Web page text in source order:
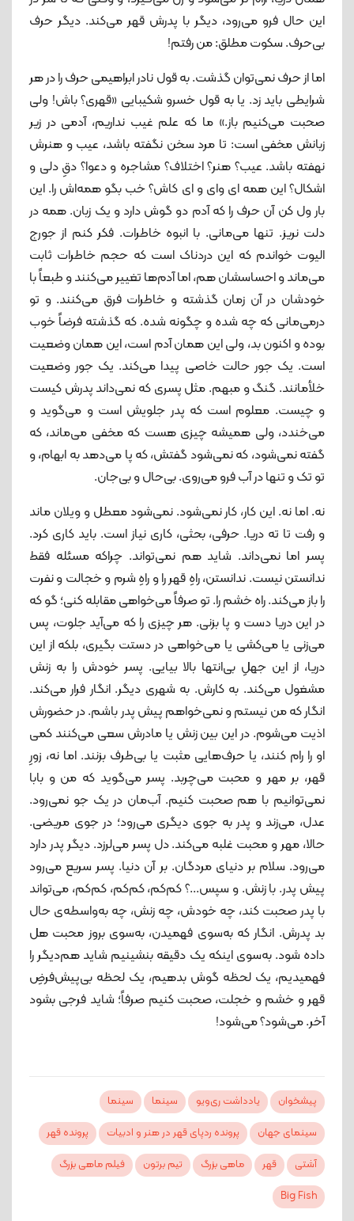
این حال فرو می‌رود، دیگر با پدرش قهر می‌کند. دیگر حرف
بی‌حرف. سکوت مطلق: من رفتم!
اما از حرف نمی‌توان گذشت. به قول نادر ابراهیمی حرف را در هر
شرایطی باید زد. یا به قول خسرو شکیبایی «قهری؟ باش! ولی
صحبت می‌کنیم باز.» ما که علم غیب نداریم، آدمی در زیر
زبانش مخفی ا‌ست: تا مرد سخن نگفته باشد، عیب و هنرش
نهفته باشد. عیب؟ هنر؟ اختلاف؟ مشاجره و دعوا؟ دقِ دلی و
اشکال؟ این ‌همه ای ‌وای و ای ‌کاش؟ خب بگو همه‌اش را. این
‌بار ول کن آن حرف را که آدم دو گوش دارد و یک زبان. همه در
دلت نریز. تنها می‌مانی. با انبوه خاطرات. فکر کنم از جورج
الیوت خواندم که این دردناک است که حجم خاطرات ثابت
می‌ماند و احساسشان هم، اما آدم‌ها تغییر می‌کنند و طبعاً با
خودشان در آن زمان گذشته و خاطرات فرق می‌کنند. و تو
درمی‌مانی که چه شده و چگونه شده. که گذشته فرضاً خوب
بوده و اکنون بد، ولی این همان آدم است، این همان وضعیت
است. یک‌ جور حالت خاصی پیدا می‌کند. یک ‌جور وضعیت
خلأمانند. گنگ و مبهم. مثل پسری که نمی‌داند پدرش کیست
و چیست. معلوم است که پدر جلویش است و می‌گوید و
می‌خندد، ولی همیشه چیزی هست که مخفی می‌ماند، که
گفته نمی‌شود، که نمی‌شود گفتش، که پا می‌دهد به ابهام، و
تو تک و تنها در آب فرو می‌روی. بی‌حال و بی‌جان.
نه. اما نه. این کار، کار نمی‌شود. نمی‌شود معطل و ویلان ماند
و رفت تا ته دریا. حرفی، بحثی، کاری نیاز است. باید کاری کرد.
پسر اما نمی‌داند. شاید هم نمی‌تواند. چراکه مسئله فقط
ندانستن نیست. ندانستن، راهِ قهر را و راهِ شرم و خجالت و نفرت
را باز می‌کند. راه خشم را. تو صرفاً می‌خواهی مقابله کنی؛ گو که
در این دریا دست‌ و پا بزنی. هر چیزی را که می‌آید جلوت، پس
می‌زنی یا می‌کشی یا می‌خواهی در دستت بگیری، بلکه از این
دریا، از این جهلِ بی‌انتها بالا بیایی. پسر خودش را به زنش
مشغول می‌کند. به کارش. به شهری دیگر. انگار فرار می‌کند.
انگار که من نیستم و نمی‌خواهم پیش پدر باشم. در حضورش
اذیت می‌شوم. در این بین زنش یا مادرش سعی می‌کنند کمی
او را رام کنند، یا حرف‌هایی مثبت یا بی‌طرف بزنند. اما نه، زورِ
قهر، بر مهر و محبت می‌چربد. پسر می‌گوید که من و بابا
نمی‌توانیم با هم صحبت کنیم. آب‌مان در یک جو نمی‌رود.
عدل، می‌زند و پدر به جوی دیگری می‌رود؛ در جوی مریضی.
حالا، مهر و محبت غلبه می‌کند. دل پسر می‌لرزد. دیگر پدر دارد
می‌رود. سلام بر دنیای مردگان. بر آن دنیا. پسر سریع می‌رود
پیش پدر. با زنش. و سپس...؟ کم‌کم، کم‌کم، کم‌کم، می‌تواند
با پدر صحبت کند، چه خودش، چه زنش، چه به‌واسطه‌ی حال
بد پدرش. انگار که به‌سوی فهمیدن، به‌سوی بروز محبت هل
داده شود. به‌سوی اینکه یک دقیقه بنشینیم شاید هم‌دیگر را
فهمیدیم، یک لحظه گوش بدهیم، یک لحظه بی‌پیش‌فرضِ
قهر و خشم و خجلت، صحبت کنیم صرفاً؛ شاید فرجی بشود
آخر. می‌شود؟ می‌شود!
پیشخوان یادداشت ری‌ویو سینما
سینما
سینمای جهان
پرونده ردپای قهر در هنر و ادبیات
پرونده قهر
آشتی
قهر ماهی بزرگ تیم برتون
فیلم ماهی بزرگ
Big Fish